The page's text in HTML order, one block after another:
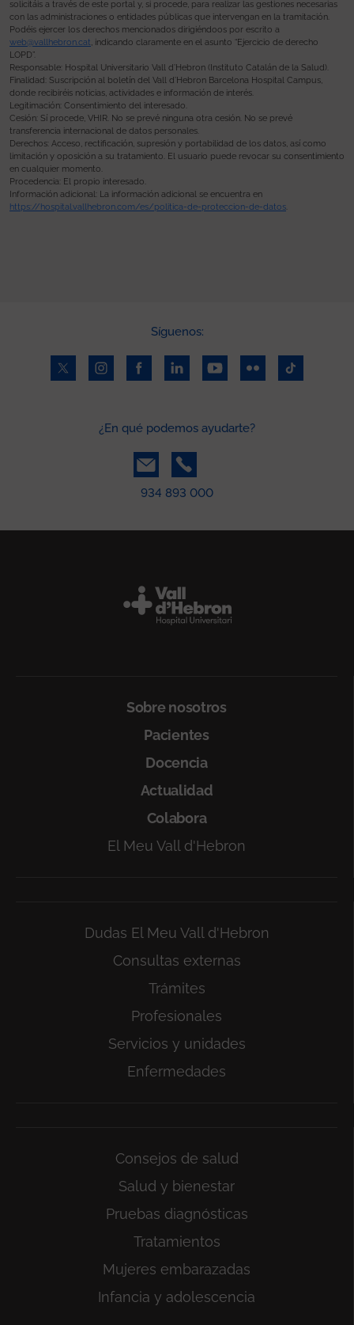
solicitáis a través de este portal y, si procede, para realizar las gestiones necesarias
con las administraciones o entidades públicas que intervengan en la tramitación.
Podéis ejercer los derechos mencionados dirigiéndoos por escrito a
web@vallhebron.cat, indicando claramente en el asunto “Ejercicio de derecho
LOPD”.
Responsable: Hospital Universitario Vall d’Hebron (Instituto Catalán de la Salud).
Finalidad: Suscripción al boletín del Vall d’Hebron Barcelona Hospital Campus,
donde recibiréis noticias, actividades e información de interés.
Legitimación: Consentimiento del interesado.
Cesión: Sí procede, VHIR. No se prevé ninguna otra cesión. No se prevé
transferencia internacional de datos personales.
Derechos: Acceso, rectificación, supresión y portabilidad de los datos, así como
limitación y oposición a su tratamiento. El usuario puede revocar su consentimiento
en cualquier momento.
Procedencia: El propio interesado.
Información adicional: La información adicional se encuentra en
https://hospital.vallhebron.com/es/politica-de-proteccion-de-datos
Síguenos:
¿En qué podemos ayudarte?
934 893 000
Sobre nosotros
Pacientes
Docencia
Actualidad
Colabora
El Meu Vall d'Hebron
Dudas El Meu Vall d'Hebron
Consultas externas
Trámites
Profesionales
Servicios y unidades
Enfermedades
Consejos de salud
Salud y bienestar
Pruebas diagnósticas
Tratamientos
Mujeres embarazadas
Infancia y adolescencia